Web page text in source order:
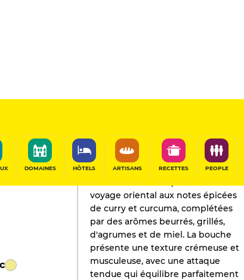
DOMAINES HÔTELS ARTISANS RECETTES PEOPLE
L'AVIS DE GAULT&MILLAU
2026
Un nez charmant qui s'ouvre sur un
voyage oriental aux notes épicées
de curry et curcuma, complétées
par des arômes beurrés, grillés,
d'agrumes et de miel. La bouche
présente une texture crémeuse et
musculeuse, avec une attaque
tendue qui équilibre parfaitement